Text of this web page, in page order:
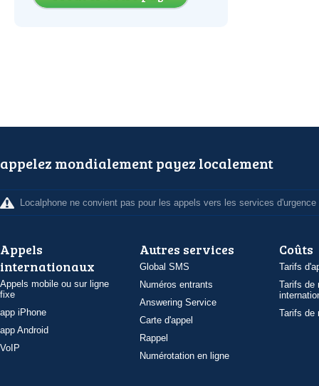
appelez mondialement payez localement
Localphone ne convient pas pour les appels vers les services d'urgence
Appels
internationaux
Appels mobile ou sur ligne
fixe
app iPhone
app Android
VoIP
Autres services
Global SMS
Numéros entrants
Answering Service
Carte d'appel
Rappel
Numérotation en ligne
Coûts
Tarifs
Tarifs de
Tarifs de